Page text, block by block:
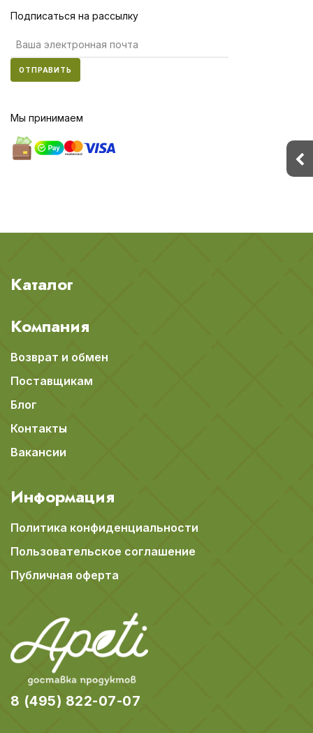
Подписаться на рассылку
ОТПРАВИТЬ
Мы принимаем
Каталог
Компания
Возврат и обмен
Поставщикам
Блог
Контакты
Вакансии
Информация
Политика конфиденциальности
Пользовательское соглашение
Публичная оферта
8 (495) 822-07-07